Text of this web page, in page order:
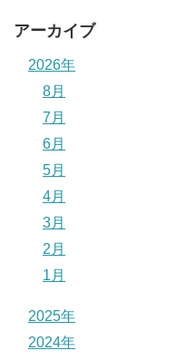
アーカイブ
2026年
8月
7月
6月
5月
4月
3月
2月
1月
2025年
2024年